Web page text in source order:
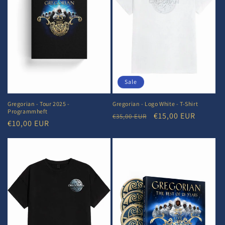
Gregorian - Tour 2025 -
Programmheft
Normaler
€10,00 EUR
Sale
Gregorian - Logo White - T-Shirt
Normaler
€35,00 EUR Verkaufspreis
€15,00 EUR